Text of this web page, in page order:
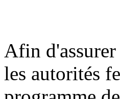
Afin
les autorités